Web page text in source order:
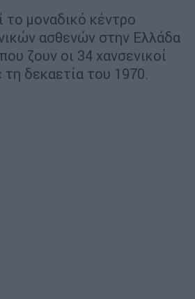
το μοναδικό κέντρο
ασθενών στην Ελλάδα
ζουν οι 34 χανσενικοί
δεκαετία του 1970.